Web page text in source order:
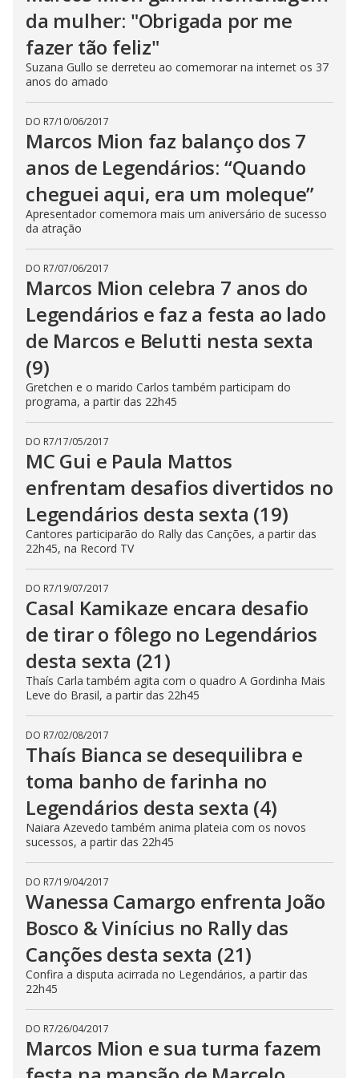
i
d
e
o
da mulher: "Obrigada por me
fazer tão feliz"
Suzana Gullo se derreteu ao comemorar na internet os 37
anos do amado
DO R7/10/06/2017
Marcos Mion faz balanço dos 7
anos de Legendários: “Quando
cheguei aqui, era um moleque”
Apresentador comemora mais um aniversário de sucesso
da atração
DO R7/07/06/2017
Marcos Mion celebra 7 anos do
Legendários e faz a festa ao lado
de Marcos e Belutti nesta sexta
(9)
Gretchen e o marido Carlos também participam do
programa, a partir das 22h45
DO R7/17/05/2017
MC Gui e Paula Mattos
enfrentam desafios divertidos no
Legendários desta sexta (19)
Cantores participarão do Rally das Canções, a partir das
22h45, na Record TV
DO R7/19/07/2017
Casal Kamikaze encara desafio
de tirar o fôlego no Legendários
desta sexta (21)
Thaís Carla também agita com o quadro A Gordinha Mais
Leve do Brasil, a partir das 22h45
DO R7/02/08/2017
Thaís Bianca se desequilibra e
toma banho de farinha no
Legendários desta sexta (4)
Naiara Azevedo também anima plateia com os novos
sucessos, a partir das 22h45
DO R7/19/04/2017
Wanessa Camargo enfrenta João
Bosco & Vinícius no Rally das
Canções desta sexta (21)
Confira a disputa acirrada no Legendários, a partir das
22h45
DO R7/26/04/2017
Marcos Mion e sua turma fazem